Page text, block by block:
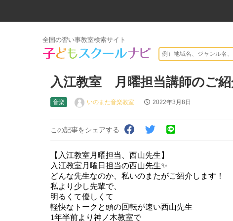
全国の習い事教室検索サイト
入江教室 月曜担当講師のご
音楽 いのまた音楽教室 2022年3月8日
この記事をシェアする
【入江教室月曜担当、西山先生】
入江教室月曜日担当の西山先生✨
どんな先生なのか、私いのまたがご紹介します！
私より少し先輩で、
明るくて優しくて
軽快なトークと頭の回転が速い西山先生
1年半前より神ノ木教室で